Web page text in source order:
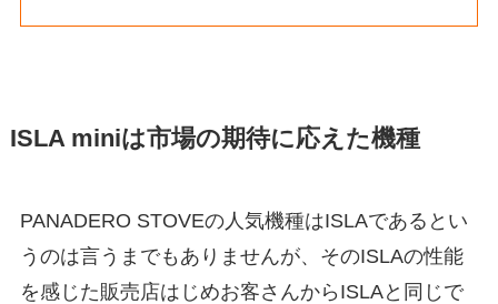
ISLA miniは市場の期待に応えた機種
PANADERO STOVEの人気機種はISLAであるとい
うのは言うまでもありませんが、そのISLAの性能
を感じた販売店はじめお客さんからISLAと同じで